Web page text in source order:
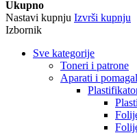
Ukupno
Nastavi kupnju Izvrši kupnju
Izbornik
Sve kategorije
Toneri i patrone
Aparati i